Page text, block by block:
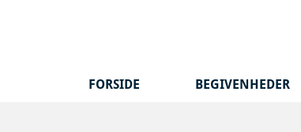
FORSIDE BEGIVENHEDER